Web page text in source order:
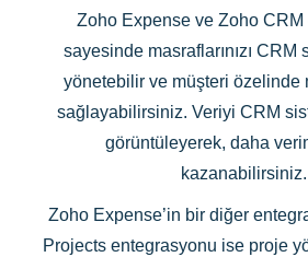
Zoho Expense ve Zoho CRM
sayesinde masraflarınızı CRM
yönetebilir ve müşteri özelinde
sağlayabilirsiniz. Veriyi CRM
görüntüleyerek, daha
kazanabilirsiniz.
Zoho Expense’in bir diğer
Projects entegrasyonu ise proje